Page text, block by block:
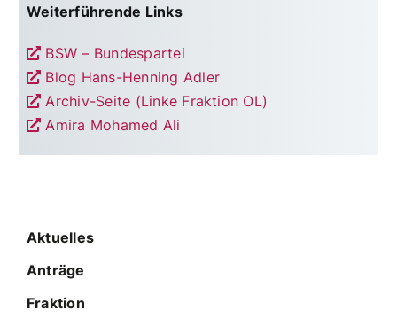
Weiterführende Links
BSW – Bundespartei
Blog Hans-Henning Adler
Archiv-Seite (Linke Fraktion OL)
Amira Mohamed Ali
Aktuelles
Anträge
Fraktion